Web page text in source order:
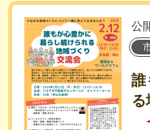
公
誰